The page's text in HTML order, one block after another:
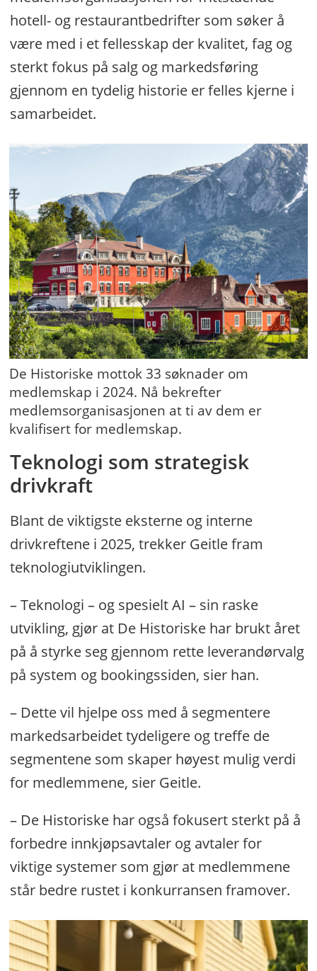
hotell- og restaurantbedrifter som søker å
være med i et fellesskap der kvalitet, fag og
sterkt fokus på salg og markedsføring
gjennom en tydelig historie er felles kjerne i
samarbeidet.
De Historiske mottok 33 søknader om
medlemskap i 2024. Nå bekrefter
medlemsorganisasjonen at ti av dem er
kvalifisert for medlemskap.
Teknologi som strategisk
drivkraft
Blant de viktigste eksterne og interne
drivkreftene i 2025, trekker Geitle fram
teknologiutviklingen.
– Teknologi – og spesielt AI – sin raske
utvikling, gjør at De Historiske har brukt året
på å styrke seg gjennom rette leverandørvalg
på system og bookingssiden, sier han.
– Dette vil hjelpe oss med å segmentere
markedsarbeidet tydeligere og treffe de
segmentene som skaper høyest mulig verdi
for medlemmene, sier Geitle.
– De Historiske har også fokusert sterkt på å
forbedre innkjøpsavtaler og avtaler for
viktige systemer som gjør at medlemmene
står bedre rustet i konkurransen framover.